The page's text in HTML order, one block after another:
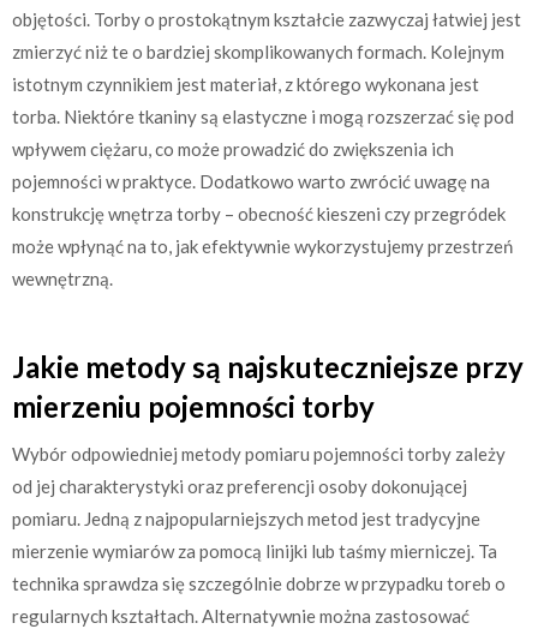
objętości. Torby o prostokątnym kształcie zazwyczaj łatwiej jest
zmierzyć niż te o bardziej skomplikowanych formach. Kolejnym
istotnym czynnikiem jest materiał, z którego wykonana jest
torba. Niektóre tkaniny są elastyczne i mogą rozszerzać się pod
wpływem ciężaru, co może prowadzić do zwiększenia ich
pojemności w praktyce. Dodatkowo warto zwrócić uwagę na
konstrukcję wnętrza torby – obecność kieszeni czy przegródek
może wpłynąć na to, jak efektywnie wykorzystujemy przestrzeń
wewnętrzną.
Jakie metody są najskuteczniejsze przy
mierzeniu pojemności torby
Wybór odpowiedniej metody pomiaru pojemności torby zależy
od jej charakterystyki oraz preferencji osoby dokonującej
pomiaru. Jedną z najpopularniejszych metod jest tradycyjne
mierzenie wymiarów za pomocą linijki lub taśmy mierniczej. Ta
technika sprawdza się szczególnie dobrze w przypadku toreb o
regularnych kształtach. Alternatywnie można zastosować